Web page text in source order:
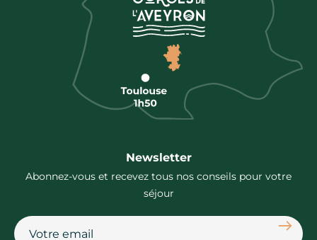
Newsletter
Abonnez-vous et recevez tous nos conseils pour votre
séjour